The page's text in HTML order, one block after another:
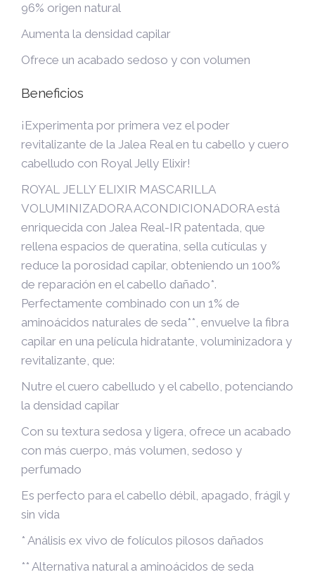
96% origen natural
Aumenta la densidad capilar
Ofrece un acabado sedoso y con volumen
Beneficios
¡Experimenta por primera vez el poder
revitalizante de la Jalea Real en tu cabello y cuero
cabelludo con Royal Jelly Elixir!
ROYAL JELLY ELIXIR MASCARILLA
VOLUMINIZADORA ACONDICIONADORA está
enriquecida con Jalea Real-IR patentada, que
rellena espacios de queratina, sella cutículas y
reduce la porosidad capilar, obteniendo un 100%
de reparación en el cabello dañado*.
Perfectamente combinado con un 1% de
aminoácidos naturales de seda**, envuelve la fibra
capilar en una película hidratante, voluminizadora y
revitalizante, que:
Nutre el cuero cabelludo y el cabello, potenciando
la densidad capilar
Con su textura sedosa y ligera, ofrece un acabado
con más cuerpo, más volumen, sedoso y
perfumado
Es perfecto para el cabello débil, apagado, frágil y
sin vida
* Análisis ex vivo de folículos pilosos dañados
** Alternativa natural a aminoácidos de seda